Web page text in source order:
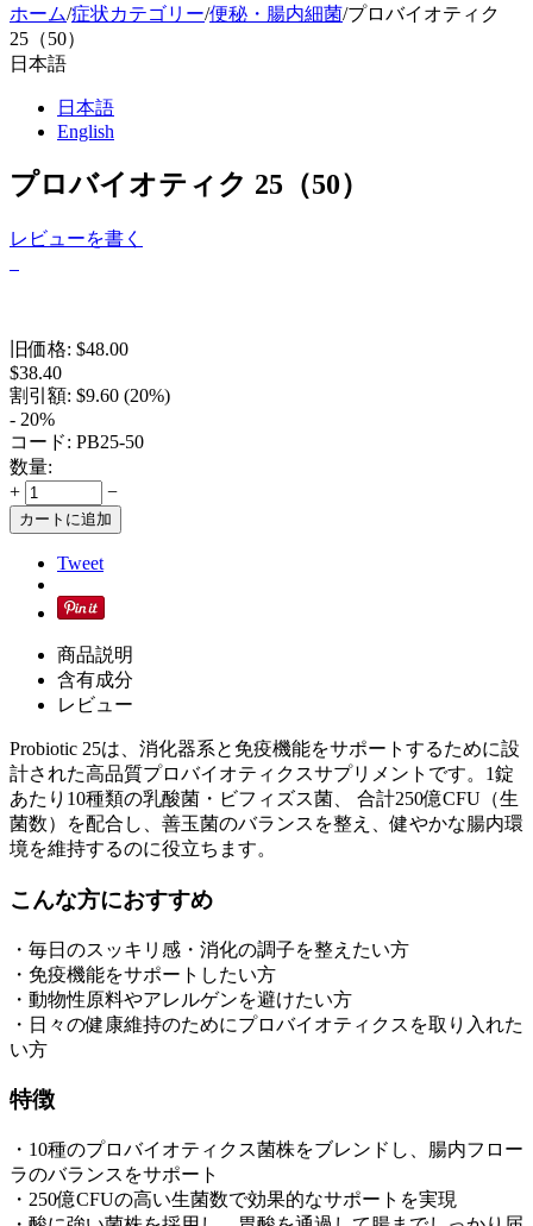
ホーム/症状カテゴリー/便秘・腸内細菌/プロバイオティク
25（50）
日本語
日本語
English
プロバイオティク 25（50）
レビューを書く
旧価格: $48.00
$38.40
割引額: $9.60 (20%)
- 20%
コード: PB25-50
数量:
+
−
カートに追加
Tweet
商品説明
含有成分
レビュー
Probiotic 25は、消化器系と免疫機能をサポートするために設
計された高品質プロバイオティクスサプリメントです。1錠
あたり10種類の乳酸菌・ビフィズス菌、 合計250億CFU（生
菌数）を配合し、善玉菌のバランスを整え、健やかな腸内環
境を維持するのに役立ちます。
こんな方におすすめ
・毎日のスッキリ感・消化の調子を整えたい方
・免疫機能をサポートしたい方
・動物性原料やアレルゲンを避けたい方
・日々の健康維持のためにプロバイオティクスを取り入れた
い方
特徴
・10種のプロバイオティクス菌株をブレンドし、腸内フロー
ラのバランスをサポート
・250億CFUの高い生菌数で効果的なサポートを実現